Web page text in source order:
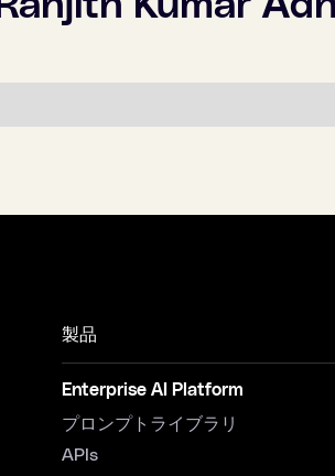
製品
Enterprise AI Platform
プロンプトライブラリ
APIs